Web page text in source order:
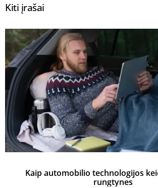
Kiti įrašai
Kaip automobilio technologijos
rungtynes